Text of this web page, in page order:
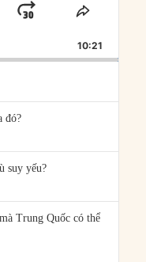
JUMP
FORWARD
SHARE
10:21
đó?
suy yếu?
Trung Quốc có thể